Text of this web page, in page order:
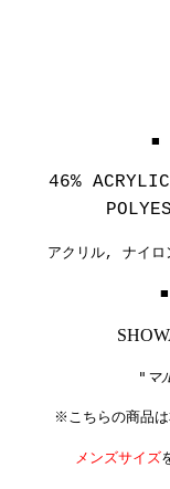
■
46% ACRYLIC
アクリル, ナイ
"マ
※こちらの商品は
メンズサイズ